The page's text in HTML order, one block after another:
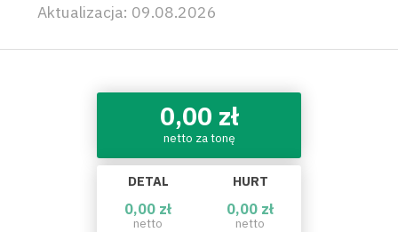
Aktualizacja: 09.08.2026
0,00 zł
netto za tonę
DETAL HURT
0,00 zł
netto
0,00 zł
netto